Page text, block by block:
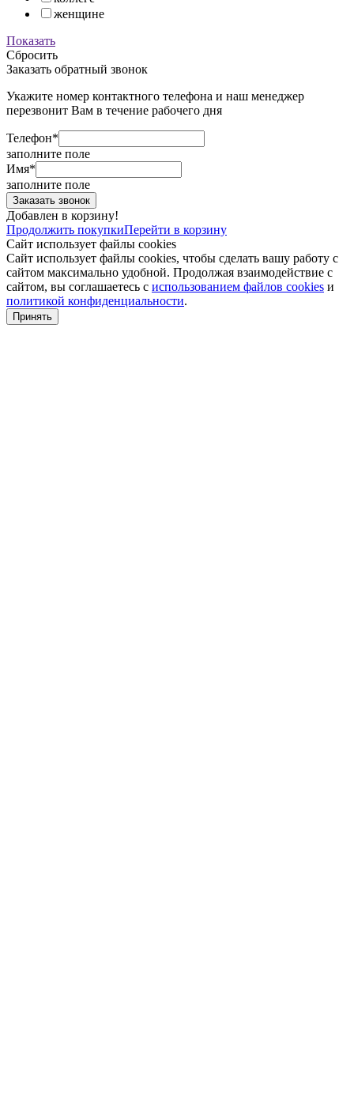
женщине
Показать
Сбросить
Заказать обратный звонок
Укажите номер контактного телефона и наш менеджер
перезвонит Вам в течение рабочего дня
Телефон*
заполните поле
Имя*
заполните поле
Добавлен в корзину!
Продолжить покупкиПерейти в корзину
Сайт использует файлы cookies
Сайт использует файлы cookies, чтобы сделать вашу работу с
сайтом максимально удобной. Продолжая взаимодействие с
сайтом, вы соглашаетесь с использованием файлов cookies и
политикой конфиденциальности.
Принять